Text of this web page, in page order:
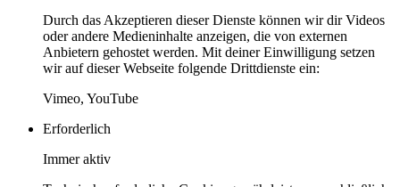
Durch das Akzeptieren dieser Dienste können wir dir Videos
oder andere Medieninhalte anzeigen, die von externen
Anbietern gehostet werden. Mit deiner Einwilligung setzen
wir auf dieser Webseite folgende Drittdienste ein:
Vimeo, YouTube
Erforderlich
Immer aktiv